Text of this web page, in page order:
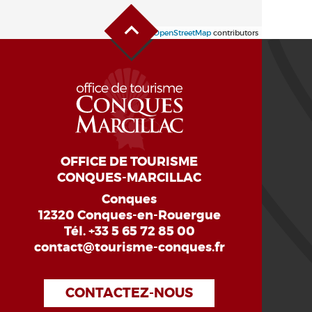
Leaflet OpenStreetMap contributors
OFFICE DE TOURISME
CONQUES-MARCILLAC
Conques
12320 Conques-en-Rouergue
Tél.+33 5 65 72 85 00
contact@tourisme-conques.fr
CONTACTEZ-NOUS